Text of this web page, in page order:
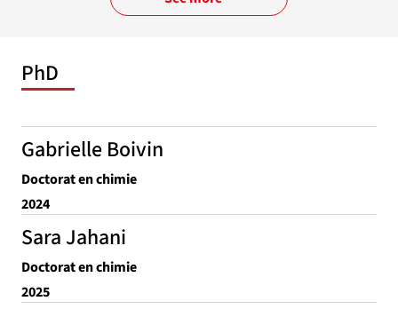
PhD
Gabrielle Boivin
Doctorat en chimie
2024
Sara Jahani
Doctorat en chimie
2025